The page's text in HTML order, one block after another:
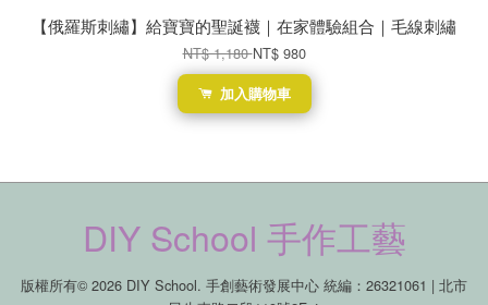
【俄羅斯刺繡】給寶寶的聖誕襪｜在家體驗組合｜毛線刺繡
NT$ 1,180NT$ 980
加入購物車
DIY School 手作工藝
版權所有© 2026 DIY School. 手創藝術發展中心 統編：26321061 | 北市